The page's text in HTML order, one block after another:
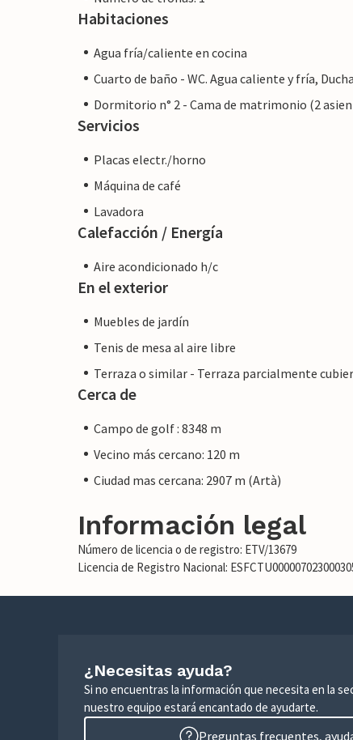
Habitaciones
Agua fría/caliente en cocina
Cuarto de baño - WC. Agua caliente y fría, Ducha
Dormitorio n° 2 - Cama de matrimonio (2
Servicios
Placas electr./horno
Máquina de café
Lavadora
Calefacción / Energía
Aire acondicionado h/c
En el exterior
Muebles de jardín
Tenis de mesa al aire libre
Terraza o similar - Terraza parcialmente
Cerca de
Campo de golf : 8348 m
Vecino más cercano: 120 m
Ciudad mas cercana: 2907 m (Artà)
Información legal
Número de licencia o de registro: ETV/13679
Licencia de Registro Nacional:
¿Necesitas ayuda?
Si no encuentras la información que necesita en la
nuestro equipo estará encantado de ayudarte.
Preguntas frecuentes,